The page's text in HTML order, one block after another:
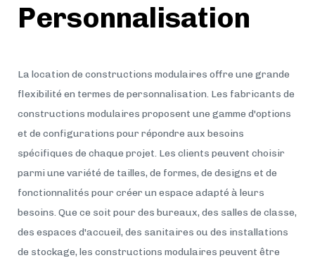
Personnalisation
La location de constructions modulaires offre une grande
flexibilité en termes de personnalisation. Les fabricants de
constructions modulaires proposent une gamme d'options
et de configurations pour répondre aux besoins
spécifiques de chaque projet. Les clients peuvent choisir
parmi une variété de tailles, de formes, de designs et de
fonctionnalités pour créer un espace adapté à leurs
besoins. Que ce soit pour des bureaux, des salles de classe,
des espaces d'accueil, des sanitaires ou des installations
de stockage, les constructions modulaires peuvent être